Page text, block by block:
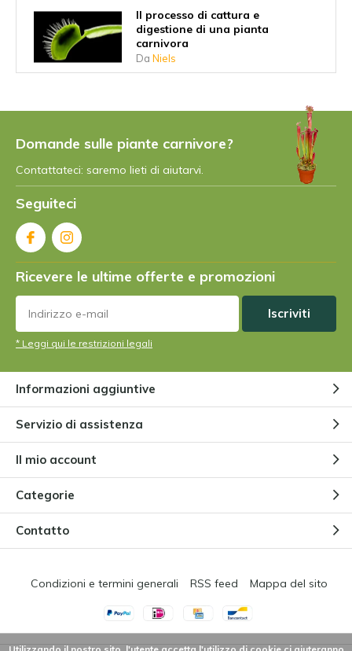
Il processo di cattura e
digestione di una pianta
carnivora
Da Niels
Perché le piante carnivore hanno
iniziato a mangiare gli insetti?
Da
Esistono piante carnivore
vegetariane?
Venere?
DaNiels Cox
DaNiels Cox
Il letargo delle piante carnivore
Domande sulle piante carnivore?
Contattateci: saremo lieti di aiutarvi.
Seguiteci
Ricevere le ultime offerte e promozioni
Iscriviti
* Leggi qui le restrizioni legali
Informazioni aggiuntive
Servizio di assistenza
Il mio account
Categorie
Contatto
Condizioni e termini generali RSS feed Mappa del sito